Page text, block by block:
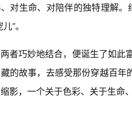
对生命、对陪伴的独特理解
”。
者巧妙地结合，便诞生了如此
的故事，去感受那份穿越百
影，一个关于色彩、关于生命